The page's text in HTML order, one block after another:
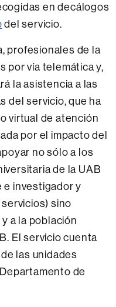
en decálogos
del servicio.
profesionales de la
por vía telemática y,
la asistencia a las
del servicio, que ha
virtual de atención
por el impacto del
no sólo a los
de la UAB
e investigador y
sino
a la población
El servicio cuenta
las unidades
de